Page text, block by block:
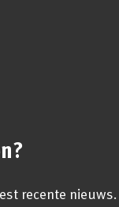
recente nieuws.